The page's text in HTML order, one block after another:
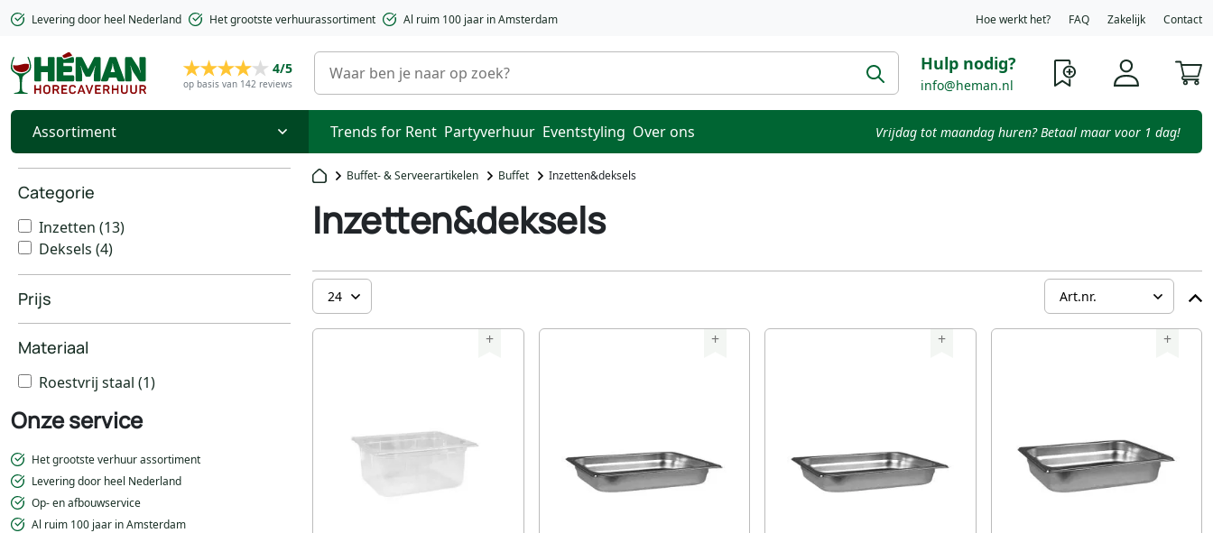
Levering door heel Nederland Het grootste verhuurassortiment Al ruim 100 jaar in Amsterdam Hoe werkt het? FAQ Zakelijk Contact
4/5
op basis van 142 reviews
Hulp nodig?
info@heman.nl
Assortiment Trends for Rent Partyverhuur Eventstyling Over ons Vrijdag tot maandag huren? Betaal maar voor 1 dag!
Categorie
Inzetten (13)
Deksels (4)
Prijs
Materiaal
Roestvrij staal (1)
Onze service
Het grootste verhuur assortiment
Levering door heel Nederland
Op- en afbouwservice
Al ruim 100 jaar in Amsterdam
Buffet- & Serveerartikelen Buffet Inzetten&deksels
Inzetten&deksels
+ + + +